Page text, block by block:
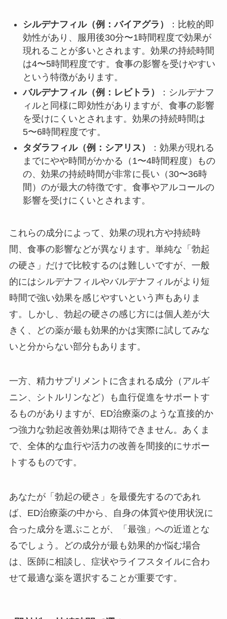
シルデナフィル（例：バイアグラ）
：比較的即
効性があり、服用後30分〜1時間程度で効果が
現れることが多いとされます。効果の持続時間
は4〜5時間程度です。食事の影響を受けやすい
という特徴があります。
バルデナフィル（例：レビトラ）
：シルデナフ
ィルと同様に即効性がありますが、食事の影響
を受けにくいとされます。効果の持続時間は
5〜6時間程度です。
タダラフィル（例：シアリス）
：効果が現れる
までにやや時間がかかる（1〜4時間程度）もの
の、効果の持続時間が非常に長い（30〜36時
間）のが最大の特徴です。食事やアルコールの
影響を受けにくいとされます。
これらの成分によって、効果の現れ方や持続時
間、食事の影響などが異なります。単純な「勃起
の硬さ」だけで比較するのは難しいですが、一般
的にはシルデナフィルやバルデナフィルがより短
時間で強い効果を感じやすいという声もありま
す。しかし、勃起の硬さの感じ方には個人差が大
きく、どの薬が最も効果的かは実際に試してみな
いと分からない部分もあります。
一方、精力サプリメントに含まれる成分（アルギ
ニン、シトルリンなど）も血行促進をサポートす
るものがありますが、ED治療薬のような直接的か
つ強力な勃起改善効果は期待できません。あくま
で、全体的な血行や活力の改善を間接的にサポー
トするものです。
あなたが「勃起の硬さ」を最優先するのであれ
ば、ED治療薬の中から、自身の体質や使用状況に
合った成分を選ぶことが、「最強」への近道とな
るでしょう。どの成分が最も効果的か悩む場合
は、医師に相談し、症状やライフスタイルに合わ
せて最適な薬を選択することが重要です。